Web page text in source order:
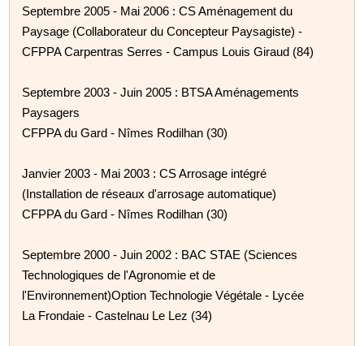
Septembre 2005 - Mai 2006 : CS Aménagement du
Paysage (Collaborateur du Concepteur Paysagiste) -
CFPPA Carpentras Serres - Campus Louis Giraud (84)
Septembre 2003 - Juin 2005 : BTSA Aménagements
Paysagers
CFPPA du Gard - Nîmes Rodilhan (30)
Janvier 2003 - Mai 2003 : CS Arrosage intégré
(Installation de réseaux d'arrosage automatique)
CFPPA du Gard - Nîmes Rodilhan (30)
Septembre 2000 - Juin 2002 : BAC STAE (Sciences
Technologiques de l'Agronomie et de
l'Environnement)Option Technologie Végétale - Lycée
La Frondaie - Castelnau Le Lez (34)